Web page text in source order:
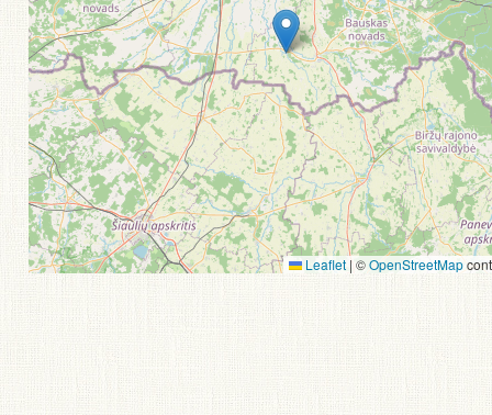
Leaflet | ©OpenStreetMap